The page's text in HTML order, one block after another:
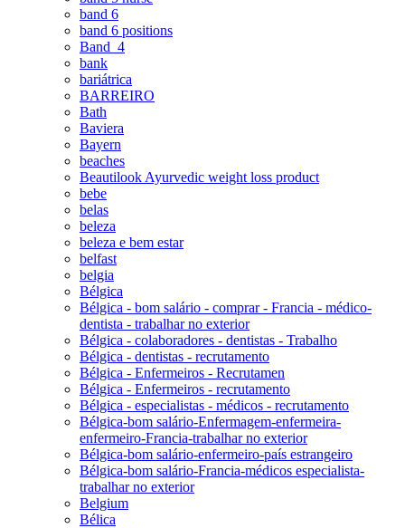
band 6
band 6 positions
Band_4
bank
bariátrica
BARREIRO
Bath
Baviera
Bayern
beaches
Beautilook Ayurvedic weight loss product
bebe
belas
beleza
beleza e bem estar
belfast
belgia
Bélgica
Bélgica - bom salário - comprar - Francia - médico-
dentista - trabalhar no exterior
Bélgica - colaboradores - dentistas - Trabalho
Bélgica - dentistas - recrutamento
Bélgica - Enfermeiros - Recrutamen
Bélgica - Enfermeiros - recrutamento
Bélgica - especialistas - médicos - recrutamento
Bélgica-bom salário-Enfermagem-enfermeira-
enfermeiro-Francia-trabalhar no exterior
Bélgica-bom salário-enfermeiro-país estrangeiro
Bélgica-bom salário-Francia-médicos especialista-
trabalhar no exterior
Belgium
Bélica